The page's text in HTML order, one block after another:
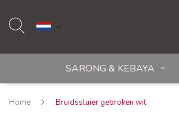
SARONG & KEBAYA
Home Bruidssluier gebroken wit